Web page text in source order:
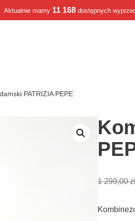
Aktualnie mamy 11 168 dostępnych
PATRIZIA PEPE
1 299,00